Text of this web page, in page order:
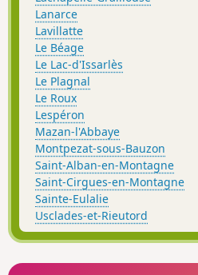
Lanarce
Lavillatte
Le Béage
Le Lac-d'Issarlès
Le Plagnal
Le Roux
Lespéron
Mazan-l'Abbaye
Montpezat-sous-Bauzon
Saint-Alban-en-Montagne
Saint-Cirgues-en-Montagne
Sainte-Eulalie
Usclades-et-Rieutord